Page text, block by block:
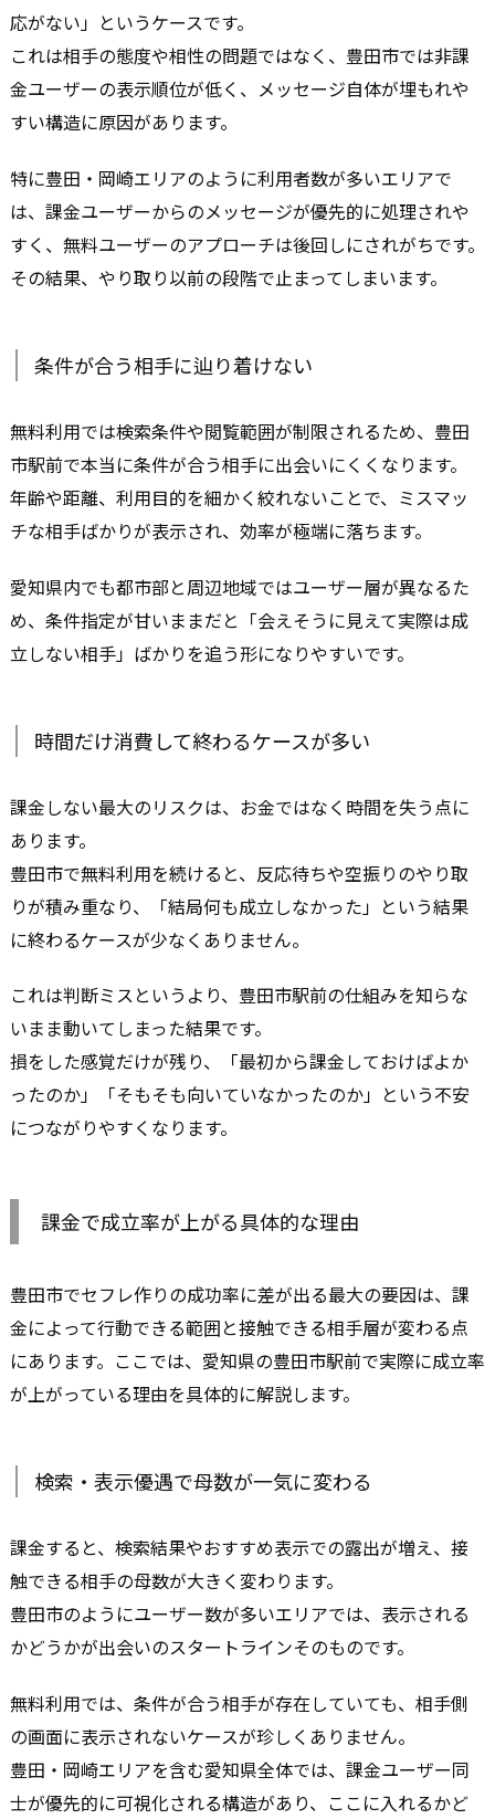
応がない」というケースです。
これは相手の態度や相性の問題ではなく、豊田市では非課
金ユーザーの表示順位が低く、メッセージ自体が埋もれや
すい構造に原因があります。
特に豊田・岡崎エリアのように利用者数が多いエリアで
は、課金ユーザーからのメッセージが優先的に処理されや
すく、無料ユーザーのアプローチは後回しにされがちです。
その結果、やり取り以前の段階で止まってしまいます。
条件が合う相手に辿り着けない
無料利用では検索条件や閲覧範囲が制限されるため、豊田
市駅前で本当に条件が合う相手に出会いにくくなります。
年齢や距離、利用目的を細かく絞れないことで、ミスマッ
チな相手ばかりが表示され、効率が極端に落ちます。
愛知県内でも都市部と周辺地域ではユーザー層が異なるた
め、条件指定が甘いままだと「会えそうに見えて実際は成
立しない相手」ばかりを追う形になりやすいです。
時間だけ消費して終わるケースが多い
課金しない最大のリスクは、お金ではなく時間を失う点に
あります。
豊田市で無料利用を続けると、反応待ちや空振りのやり取
りが積み重なり、「結局何も成立しなかった」という結果
に終わるケースが少なくありません。
これは判断ミスというより、豊田市駅前の仕組みを知らな
いまま動いてしまった結果です。
損をした感覚だけが残り、「最初から課金しておけばよか
ったのか」「そもそも向いていなかったのか」という不安
につながりやすくなります。
課金で成立率が上がる具体的な理由
豊田市でセフレ作りの成功率に差が出る最大の要因は、課
金によって行動できる範囲と接触できる相手層が変わる点
にあります。ここでは、愛知県の豊田市駅前で実際に成立率
が上がっている理由を具体的に解説します。
検索・表示優遇で母数が一気に変わる
課金すると、検索結果やおすすめ表示での露出が増え、接
触できる相手の母数が大きく変わります。
豊田市のようにユーザー数が多いエリアでは、表示される
かどうかが出会いのスタートラインそのものです。
無料利用では、条件が合う相手が存在していても、相手側
の画面に表示されないケースが珍しくありません。
豊田・岡崎エリアを含む愛知県全体では、課金ユーザー同
士が優先的に可視化される構造があり、ここに入れるかど